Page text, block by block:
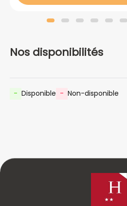
Nos disponibilités
- Disponible - Non-disponible